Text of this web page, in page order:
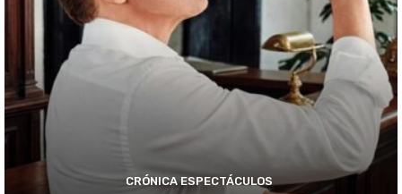
CRÓNICA ESPECTÁCULOS